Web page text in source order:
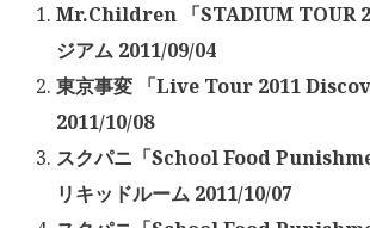
Mr.Children 「STADIUM TOUR
ジアム 2011/09/04
東京事変 「Live Tour 2011
2011/10/08
スクパニ「School Food
リキッドルーム 2011/10/07